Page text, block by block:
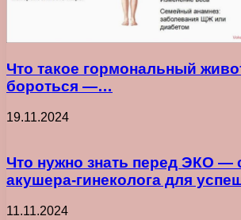
Что такое гормональный
бороться —…
19.11.2024
Что нужно знать перед ЭКО —
акушера-гинеколога для
11.11.2024